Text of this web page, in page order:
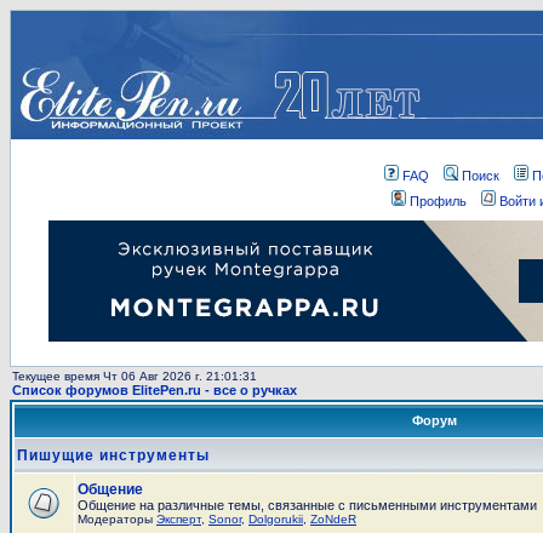
FAQ Поиск
Профиль
Войти
Текущее время Чт 06 Авг 2026 г. 21:01:31
Список форумов ElitePen.ru - все о ручках
Форум
Пишущие инструменты
Общение
Общение на различные темы, связанные с письменными инструментами
Модераторы Эксперт, Sonor, Dolgorukii ZoNdeR